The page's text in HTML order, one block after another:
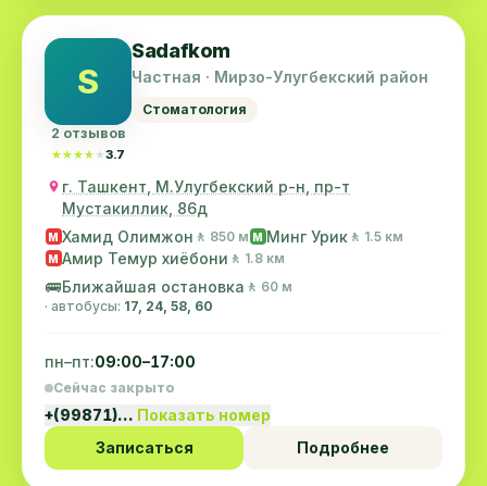
S
2 отзывов
★★★★★
★★★★★3.7
Sadafkom
Частная · Мирзо-Улугбекский район
Стоматология
г. Ташкент, М.Улугбекский р-н, пр-т
Мустакиллик, 86д
M Хамид Олимжон 🚶 850 м M Минг Урик 🚶 1.5 км
M Амир Темур хиёбони 🚶 1.8 км
🚌Ближайшая остановка 🚶 60 м
· автобусы: 17, 24, 58, 60
пн–пт:09:00–17:00
Сейчас закрыто
+(99871)… Показать номер
Записаться
Подробнее